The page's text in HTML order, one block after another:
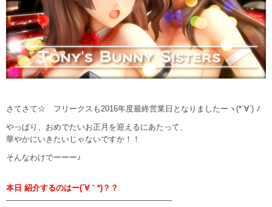
さてさて☆ フリークスも2016年度最終営業日となりましたーヽ(*´∀`) ﾉ
やっぱり、おめでたいお正月を迎えるにあたって、
華やかにいきたいじゃないですか！！
そんなわけでーーー♪
本日 紹介するのはー(´∀｀*)？？
—————————————————————